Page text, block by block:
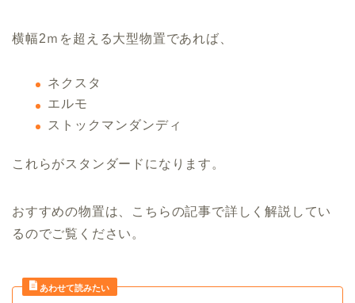
横幅2ｍを超える大型物置であれば、
ネクスタ
エルモ
ストックマンダンディ
これらがスタンダードになります。
おすすめの物置は、こちらの記事で詳しく解説してい
るのでご覧ください。